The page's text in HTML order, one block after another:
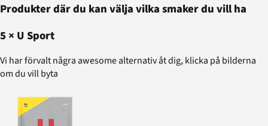
Produkter där du kan välja vilka smaker du vill ha
5 × U Sport
Vi har förvalt några awesome alternativ åt dig, klicka på bilderna
om du vill byta